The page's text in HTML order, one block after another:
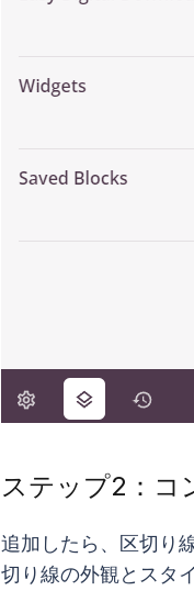
ステップ2：コ
追加したら、区切り
切り線の外観とスタ